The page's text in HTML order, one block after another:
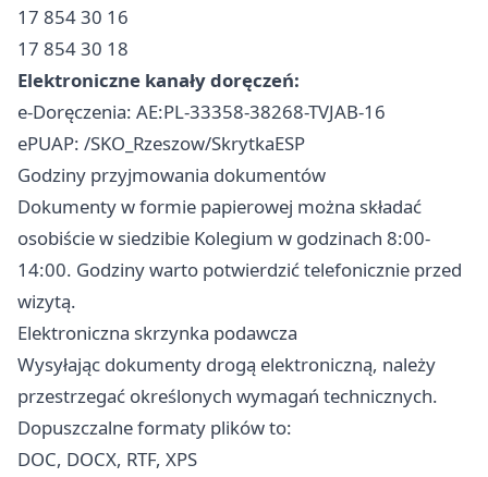
17 854 30 16
17 854 30 18
Elektroniczne kanały doręczeń:
e-Doręczenia: AE:PL-33358-38268-TVJAB-16
ePUAP: /SKO_Rzeszow/SkrytkaESP
Godziny przyjmowania dokumentów
Dokumenty w formie papierowej można składać
osobiście w siedzibie Kolegium w godzinach 8:00-
14:00. Godziny warto potwierdzić telefonicznie przed
wizytą.
Elektroniczna skrzynka podawcza
Wysyłając dokumenty drogą elektroniczną, należy
przestrzegać określonych wymagań technicznych.
Dopuszczalne formaty plików to:
DOC, DOCX, RTF, XPS